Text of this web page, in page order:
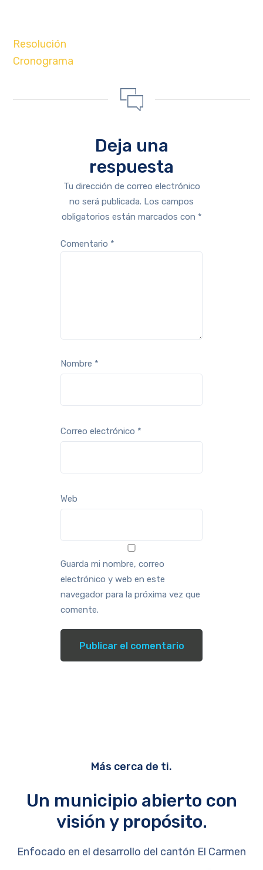
Resolución
Cronograma
Deja una
respuesta
Tu dirección de correo electrónico
no será publicada. Los campos
obligatorios están marcados con *
Comentario *
Nombre *
Correo electrónico *
Web
Guarda mi nombre, correo
electrónico y web en este
navegador para la próxima vez que
comente.
Más cerca de ti.
Un municipio abierto con
visión y propósito.
Enfocado en el desarrollo del cantón El Carmen